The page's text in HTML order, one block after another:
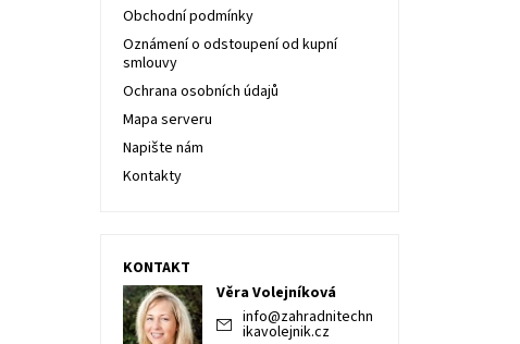
Obchodní podmínky
Oznámení o odstoupení od kupní
smlouvy
Ochrana osobních údajů
Mapa serveru
Napište nám
Kontakty
KONTAKT
Věra Volejníková
info@zahradnitechn
ikavolejnik.cz